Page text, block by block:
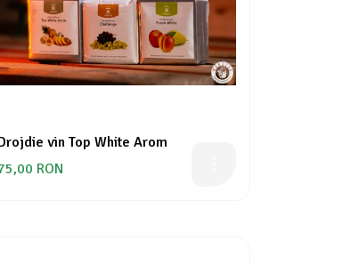
vin Top White Arom
RON